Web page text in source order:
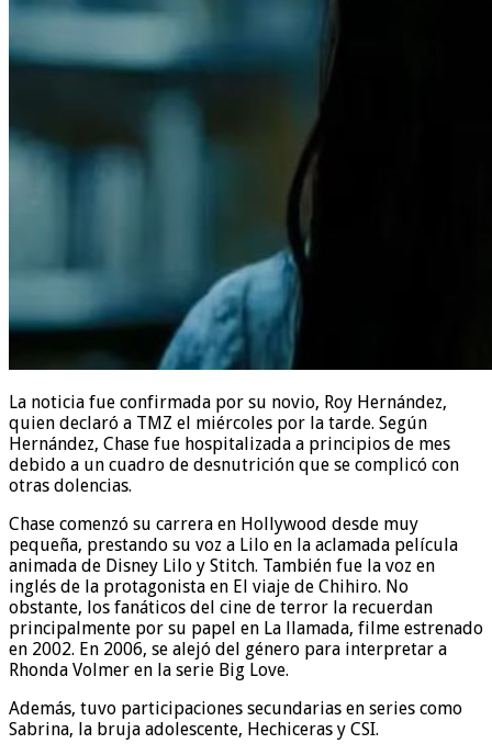
La noticia fue confirmada por su novio, Roy Hernández,
quien declaró a TMZ el miércoles por la tarde. Según
Hernández, Chase fue hospitalizada a principios de mes
debido a un cuadro de desnutrición que se complicó con
otras dolencias.
Chase comenzó su carrera en Hollywood desde muy
pequeña, prestando su voz a Lilo en la aclamada película
animada de Disney Lilo y Stitch. También fue la voz en
inglés de la protagonista en El viaje de Chihiro. No
obstante, los fanáticos del cine de terror la recuerdan
principalmente por su papel en La llamada, filme estrenado
en 2002. En 2006, se alejó del género para interpretar a
Rhonda Volmer en la serie Big Love.
Además, tuvo participaciones secundarias en series como
Sabrina, la bruja adolescente, Hechiceras y CSI.